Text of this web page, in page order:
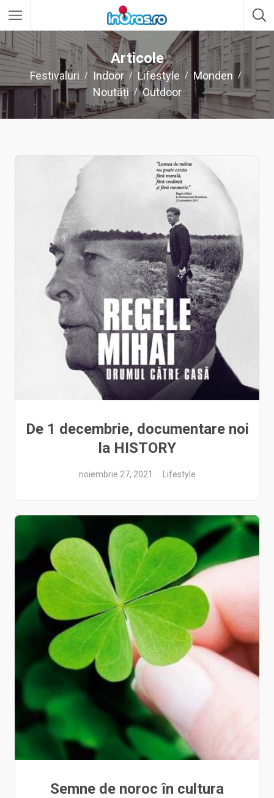
Articole
Festivaluri Indoor Lifestyle
Monden
Noutăți
Outdoor
De 1 decembrie, documentare noi
la HISTORY
noiembrie 27, 2021 Lifestyle
Semne de noroc în cultura